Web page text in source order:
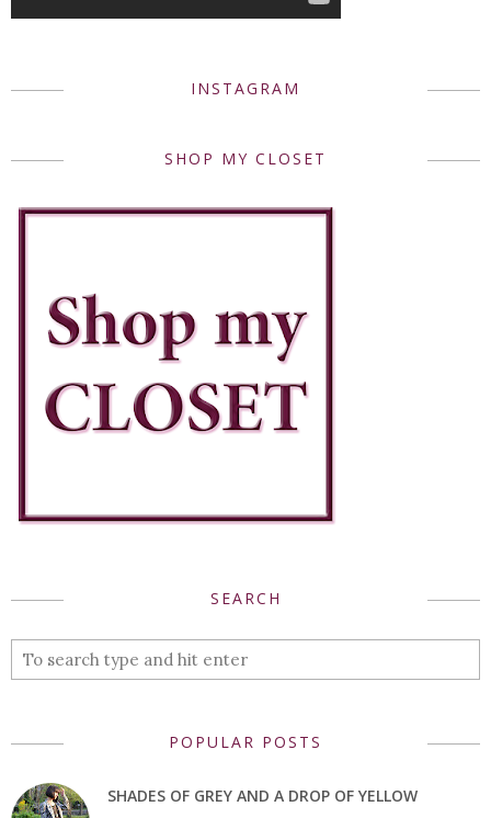
INSTAGRAM
SHOP MY CLOSET
SEARCH
POPULAR POSTS
SHADES OF GREY AND A DROP OF YELLOW